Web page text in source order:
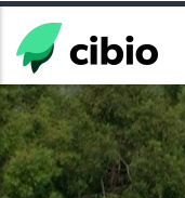
Passar
para
conteúdo
principal